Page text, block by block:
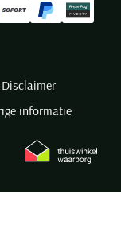
Disclaimer
informatie